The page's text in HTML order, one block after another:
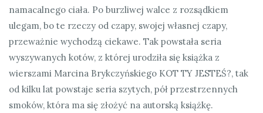
namacalnego ciała. Po burzliwej walce z rozsądkiem
ulegam, bo te rzeczy od czapy, swojej własnej czapy,
przeważnie wychodzą ciekawe. Tak powstała seria
wyszywanych kotów, z której urodziła się książka z
wierszami Marcina Brykczyńskiego KOT TY JESTEŚ?, tak
od kilku lat powstaje seria szytych, pół przestrzennych
smoków, która ma się złożyć na autorską książkę.